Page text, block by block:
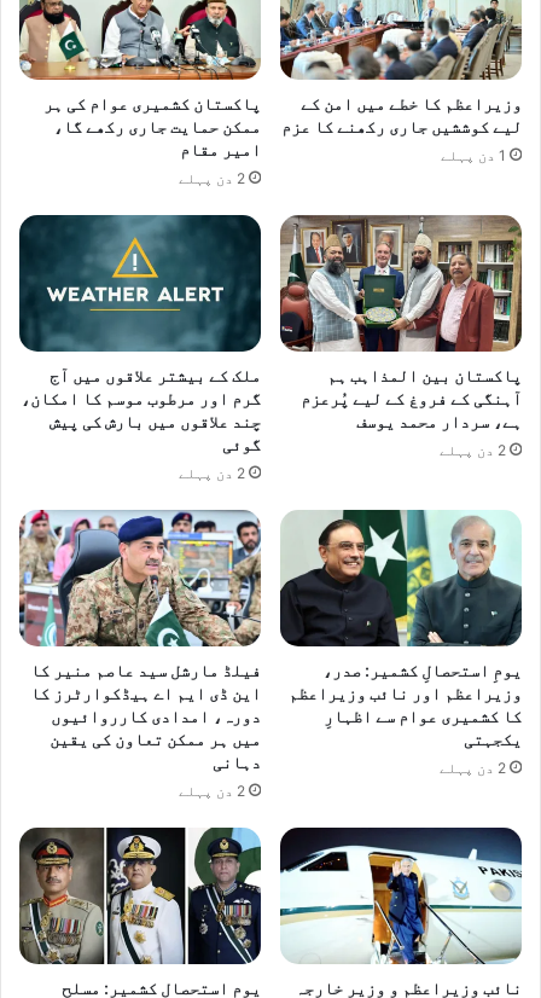
۔
د
ف
ر
خ
ج
ہ
وزیراعظم کا خطے میں امن کے
لیے کوششیں جاری رکھنے کا عزم
1 دن پہلے
پاکستان کشمیری عوام کی ہر
ممکن حمایت جاری رکھے گا،
امیر مقام
2 دن پہلے
پاکستان بین المذاہب ہم
آہنگی کے فروغ کے لیے پُرعزم
ہے، سردار محمد یوسف
2 دن پہلے
ملک کے بیشتر علاقوں میں آج
گرم اور مرطوب موسم کا امکان،
چند علاقوں میں بارش کی پیش
گوئی
2 دن پہلے
یومِ استحصالِ کشمیر: صدر،
وزیراعظم اور نائب وزیراعظم
کا کشمیری عوام سے اظہارِ
یکجہتی
2 دن پہلے
فیلڈ مارشل سید عاصم منیر کا
این ڈی ایم اے ہیڈکوارٹرز کا
دورہ، امدادی کارروائیوں
میں ہر ممکن تعاون کی یقین
دہانی
2 دن پہلے
نائب وزیراعظم و وزیر خارجہ یومِ استحصالِ کشمیر: مسلح